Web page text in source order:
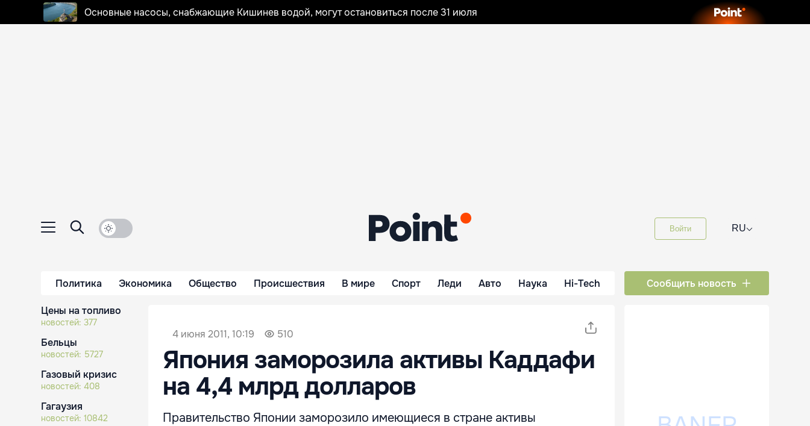
Основные насосы, снабжающие Кишинев водой, могут остановиться после 31 июля
Войти RU⌵
Политика Экономика Общество Происшествия В мире Спорт Леди Авто Наука Hi-Tech Сообщить новость
Цены на топливо
новостей: 377
Бельцы
новостей: 5727
Газовый кризис
новостей: 408
Гагаузия
новостей: 10842
4 июня 2011, 10:19 510
Япония заморозила активы Каддафи
на 4,4 млрд долларов
Правительство Японии заморозило имеющиеся в стране активы